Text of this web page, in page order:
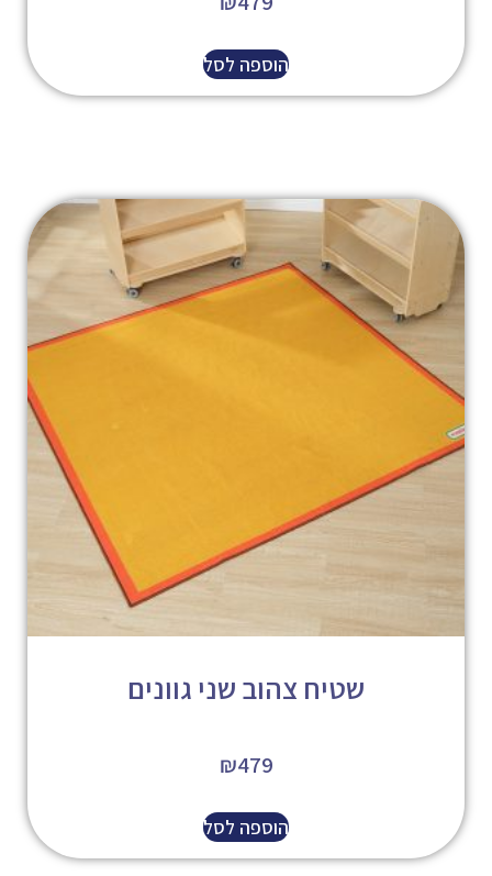
הוספה לסל
שטיח צהוב שני גוונים
₪479
הוספה לסל